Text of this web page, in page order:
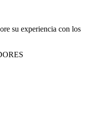
su experiencia con los